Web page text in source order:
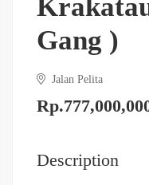
Gang )
Jalan Pelita
Description